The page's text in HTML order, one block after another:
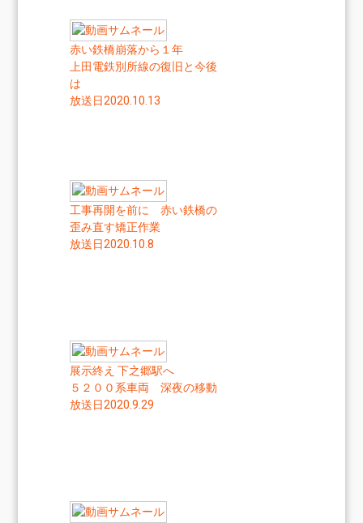
赤い鉄橋崩落から１年
上田電鉄別所線の復旧と今後
は
放送日2020.10.13
工事再開を前に 赤い鉄橋の
歪み直す矯正作業
放送日2020.10.8
展示終え 下之郷駅へ
５２００系車両 深夜の移動
放送日2020.9.29